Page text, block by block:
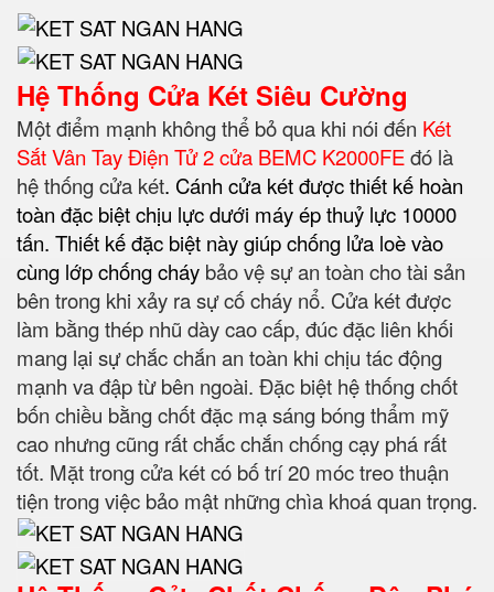
Hệ Thống Cửa Két Siêu Cường
Một điểm mạnh không thể bỏ qua khi nói đến Két
Sắt Vân Tay Điện Tử 2 cửa BEMC K2000FEđó là
hệ thống cửa két. Cánh cửa két được thiết kế hoàn
toàn đặc biệt chịu lực dưới máy ép thuỷ lực 10000
tấn. Thiết kế đặc biệt này giúp chống lửa loè vào
cùng lớp chống cháy bảo vệ sự an toàn cho tài sản
bên trong khi xảy ra sự cố cháy nổ. Cửa két được
làm bằng thép nhũ dày cao cấp, đúc đặc liên khối
mang lại sự chắc chắn an toàn khi chịu tác động
mạnh va đập từ bên ngoài. Đặc biệt hệ thống chốt
bốn chiều bằng chốt đặc mạ sáng bóng thẩm mỹ
cao nhưng cũng rất chắc chắn chống cạy phá rất
tốt. Mặt trong cửa két có bố trí 20 móc treo thuận
tiện trong việc bảo mật những chìa khoá quan trọng.